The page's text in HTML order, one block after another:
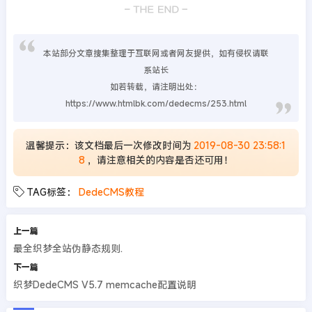
本站部分文章搜集整理于互联网或者网友提供，如有侵权请联
系站长
如若转载，请注明出处：
https://www.htmlbk.com/dedecms/253.html
温馨提示：该文档最后一次修改时间为 2019-08-30 23:58:1
8 ，请注意相关的内容是否还可用！
TAG标签： DedeCMS教程
上一篇
最全织梦全站伪静态规则.
下一篇
织梦DedeCMS V5.7 memcache配置说明